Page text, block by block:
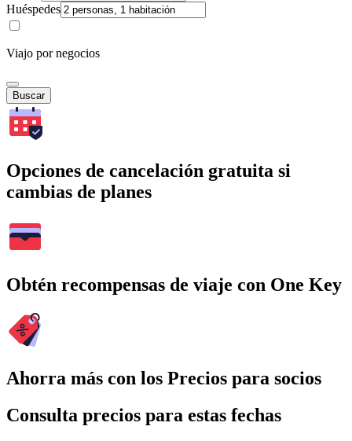
Huéspedes
Viajo por negocios
Buscar
Opciones de cancelación gratuita si
cambias de planes
Obtén recompensas de viaje con One Key
Ahorra más con los Precios para socios
Consulta precios para estas fechas